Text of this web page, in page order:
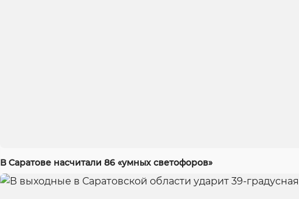
В Саратове насчитали 86 «умных светофоров»